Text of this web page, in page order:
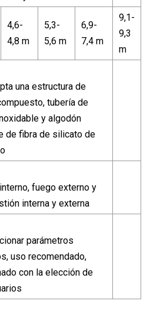
4,6-
4,8 m
5,3-
5,6 m
6,9-
7,4 m
9,1-
9,3
m
una estructura de
tubería de
y algodón
de fibra de silicato de
fuego externo y
interna y externa
parámetros
uso recomendado,
con la elección de